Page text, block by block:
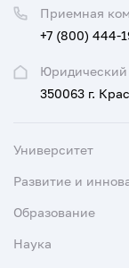
Юридический
350063 г.
Приемная
+7 (800) 444-
Университет
Развитие и
Образование
Наука